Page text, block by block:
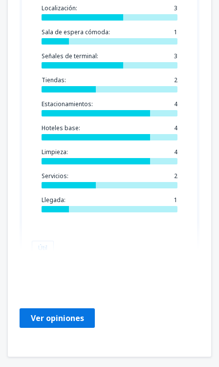
Localización: 3
Sala de espera cómoda: 1
Señales de terminal: 3
Tiendas: 2
Estacionamientos: 4
Hoteles base: 4
Limpieza: 4
Servicios: 2
Llegada: 1
Útil
Ver opiniones